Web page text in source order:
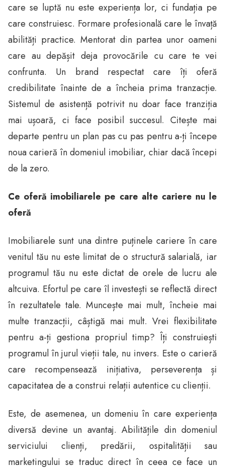
care se luptă nu este experiența lor, ci fundația pe
care construiesc. Formare profesională care le învață
abilități practice. Mentorat din partea unor oameni
care au depășit deja provocările cu care te vei
confrunta. Un brand respectat care îți oferă
credibilitate înainte de a încheia prima tranzacție.
Sistemul de asistență potrivit nu doar face tranziția
mai ușoară, ci face posibil succesul. Citește mai
departe pentru un plan pas cu pas pentru a-ți începe
noua carieră în domeniul imobiliar, chiar dacă începi
de la zero.
Ce oferă imobiliarele pe care alte cariere nu le
oferă
Imobiliarele sunt una dintre puținele cariere în care
venitul tău nu este limitat de o structură salarială, iar
programul tău nu este dictat de orele de lucru ale
altcuiva. Efortul pe care îl investești se reflectă direct
în rezultatele tale. Muncește mai mult, încheie mai
multe tranzacții, câștigă mai mult. Vrei flexibilitate
pentru a-ți gestiona propriul timp? Îți construiești
programul în jurul vieții tale, nu invers. Este o carieră
care recompensează inițiativa, perseverența și
capacitatea de a construi relații autentice cu clienții.
Este, de asemenea, un domeniu în care experiența
diversă devine un avantaj. Abilitățile din domeniul
serviciului clienți, predării, ospitalității sau
marketingului se traduc direct în ceea ce face un